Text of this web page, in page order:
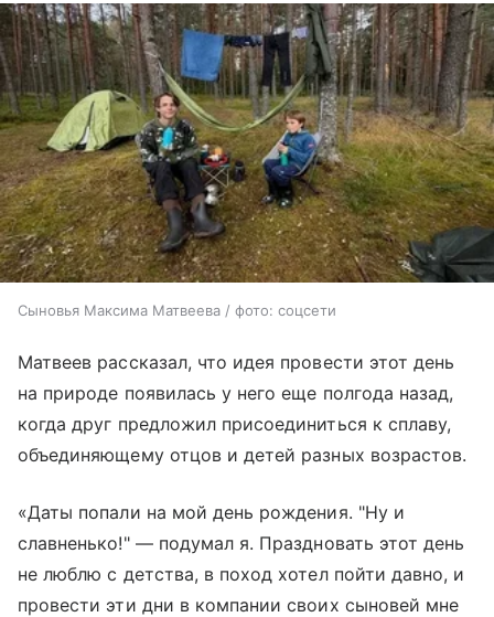
Сыновья Максима Матвеева / фото: соцсети
Матвеев рассказал, что идея провести этот день
на природе появилась у него еще полгода назад,
когда друг предложил присоединиться к сплаву,
объединяющему отцов и детей разных возрастов.
«Даты попали на мой день рождения. "Ну и
славненько!" — подумал я. Праздновать этот день
не люблю с детства, в поход хотел пойти давно, и
провести эти дни в компании своих сыновей мне